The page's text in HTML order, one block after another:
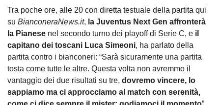
Tra poche ore, alle 20 con diretta testuale della partita qui
su BianconeraNews.it, la Juventus Next Gen affronterà
la Pianese nel secondo turno dei playoff di Serie C, e il
capitano dei toscani Luca Simeoni, ha parlato della
partita contro i bianconeri: “Sarà sicuramente una partita
tosta come tutte le altre. Questa volta non avremmo il
vantaggio dei due risultati su tre, dovremo vincere, lo
sappiamo ma ci approcciamo al match con serenità,